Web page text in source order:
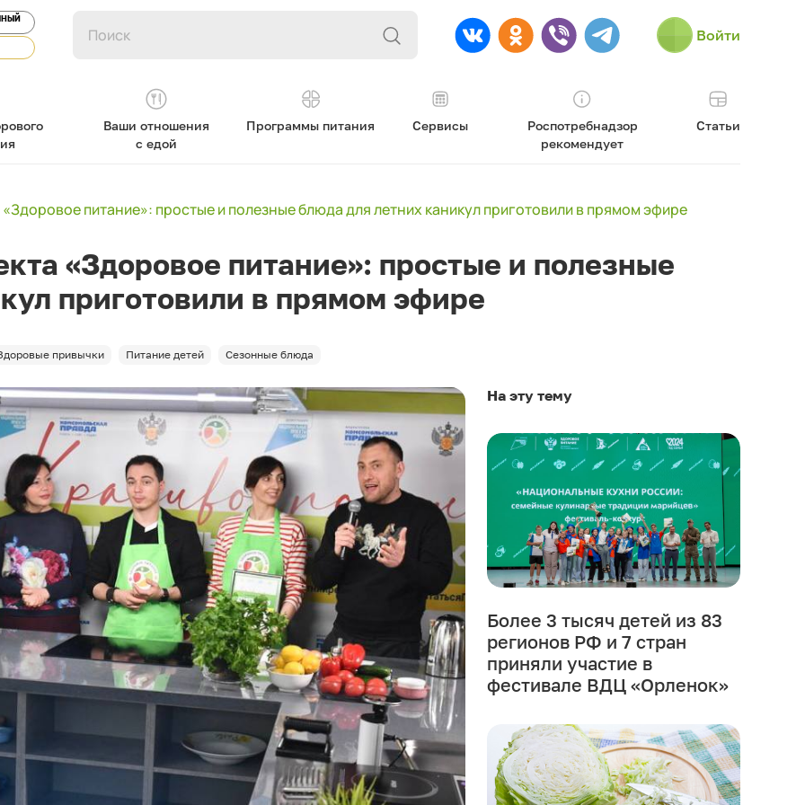
Войти
Ваши отношения
с едой
Программы питания Сервисы
Роспотребнадзор
рекомендует
Статьи
питание»: простые и полезные блюда для летних каникул приготовили в прямом эфире
«Здоровое питание»: простые и полезные
приготовили в прямом эфире
привычки Питание детей Сезонные блюда
На эту тему
Более 3 тысяч детей из 83
регионов РФ и 7 стран
приняли участие в
фестивале ВДЦ «Орленок»